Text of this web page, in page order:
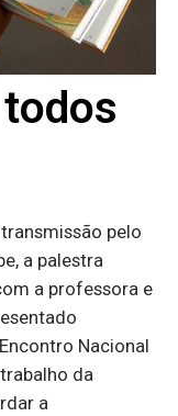
pelo
a palestra
a professora e
Nacional
da
a